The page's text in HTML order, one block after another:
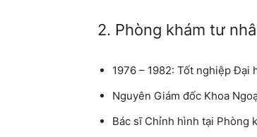
2. Phòng khám tư
1976 – 1982: Tốt nghiệp Đại
Nguyên Giám đốc Khoa
Bác sĩ Chỉnh hình tại Phòng